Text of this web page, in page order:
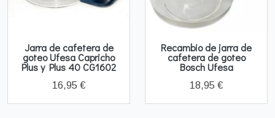
Jarra de cafetera de
goteo Ufesa Capricho
Plus y Plus 40 CG1602
16,95 €
Recambio de jarra de
cafetera de goteo
Bosch Ufesa
18,95 €